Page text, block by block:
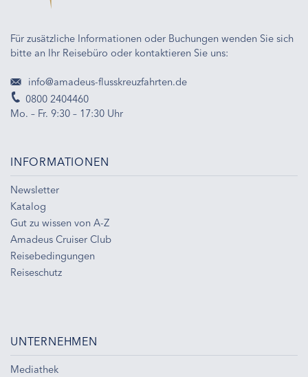
Für zusätzliche Informationen oder Buchungen wenden Sie sich
bitte an Ihr Reisebüro oder kontaktieren Sie uns:
info@amadeus-flusskreuzfahrten.de
0800 2404460
Mo. – Fr. 9:30 – 17:30 Uhr
INFORMATIONEN
Newsletter
Katalog
Gut zu wissen von A-Z
Amadeus Cruiser Club
Reisebedingungen
Reiseschutz
UNTERNEHMEN
Mediathek